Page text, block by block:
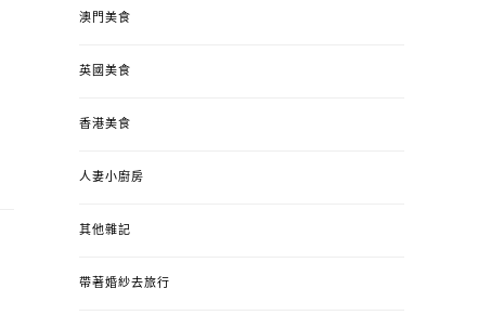
澳門美食
英國美食
香港美食
人妻小廚房
其他雜記
帶著婚紗去旅行